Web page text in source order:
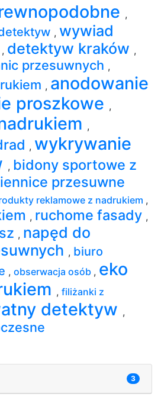
,
, wywiad
, detektyw kraków ,
przesuwnych ,
, anodowanie
proszkowe ,
,
, wykrywanie
, bidony sportowe z
przesuwne
reklamowe z nadrukiem ,
, ruchome fasady ,
, napęd do
, biuro
, obserwacja osób , eko
, filiżanki z
detektyw ,
3